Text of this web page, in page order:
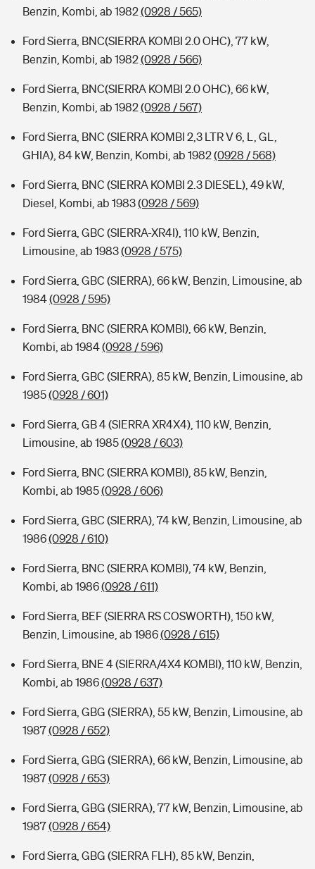
Benzin, Kombi, ab 1982(0928 / 565)
Ford Sierra, BNC(SIERRA KOMBI 2.0 OHC), 77 kW,
Benzin, Kombi, ab 1982(0928 / 566)
Ford Sierra, BNC(SIERRA KOMBI 2.0 OHC), 66 kW,
Benzin, Kombi, ab 1982(0928 / 567)
Ford Sierra, BNC (SIERRA KOMBI 2,3 LTR V 6, L, GL,
GHIA), 84 kW, Benzin, Kombi, ab 1982(0928 / 568)
Ford Sierra, BNC (SIERRA KOMBI 2.3 DIESEL), 49 kW,
Diesel, Kombi, ab 1983(0928 / 569)
Ford Sierra, GBC (SIERRA-XR4I), 110 kW, Benzin,
Limousine, ab 1983(0928 / 575)
Ford Sierra, GBC (SIERRA), 66 kW, Benzin, Limousine, ab
1984(0928 / 595)
Ford Sierra, BNC (SIERRA KOMBI), 66 kW, Benzin,
Kombi, ab 1984(0928 / 596)
Ford Sierra, GBC (SIERRA), 85 kW, Benzin, Limousine, ab
1985(0928 / 601)
Ford Sierra, GB 4 (SIERRA XR4X4), 110 kW, Benzin,
Limousine, ab 1985(0928 / 603)
Ford Sierra, BNC (SIERRA KOMBI), 85 kW, Benzin,
Kombi, ab 1985(0928 / 606)
Ford Sierra, GBC (SIERRA), 74 kW, Benzin, Limousine, ab
1986(0928 / 610)
Ford Sierra, BNC (SIERRA KOMBI), 74 kW, Benzin,
Kombi, ab 1986(0928 / 611)
Ford Sierra, BEF (SIERRA RS COSWORTH), 150 kW,
Benzin, Limousine, ab 1986(0928 / 615)
Ford Sierra, BNE 4 (SIERRA/4X4 KOMBI), 110 kW, Benzin,
Kombi, ab 1986(0928 / 637)
Ford Sierra, GBG (SIERRA), 55 kW, Benzin, Limousine, ab
1987(0928 / 652)
Ford Sierra, GBG (SIERRA), 66 kW, Benzin, Limousine, ab
1987(0928 / 653)
Ford Sierra, GBG (SIERRA), 77 kW, Benzin, Limousine, ab
1987(0928 / 654)
Ford Sierra, GBG (SIERRA FLH), 85 kW, Benzin,